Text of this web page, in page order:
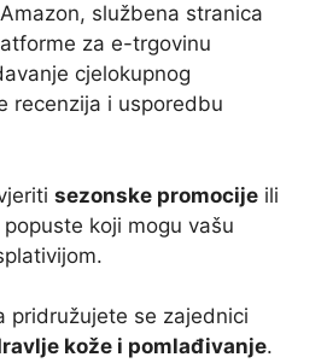
službena stranica
za e-trgovinu
cjelokupnog
recenzija i usporedbu
sezonske promocije ili
koji mogu vašu
pridružujete se zajednici
kože i pomlađivanje.